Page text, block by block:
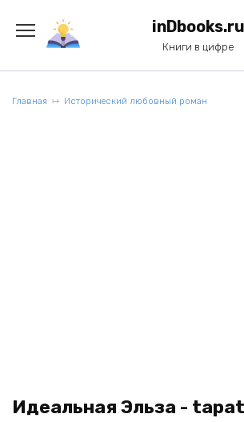
содержанию
inDbooks.ru
Книги в цифре
Главная Исторический любовный роман
Идеальная Эльза -